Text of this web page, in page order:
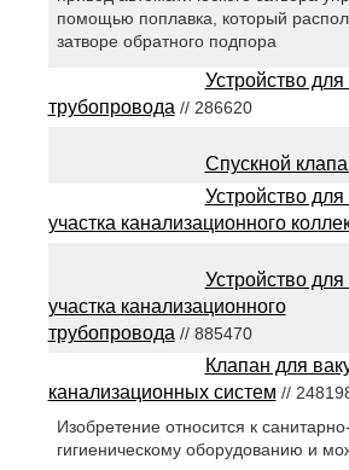
помощью поплавка, который
затворе обратного подпора
Устройство
трубопровода// 286620
Спускной
Устройство
участка канализационного
Устройство
участка канализационного
трубопровода// 885470
Клапан для
канализационных систем //
Изобретение относится к санитарно-
гигиеническому оборудованию и